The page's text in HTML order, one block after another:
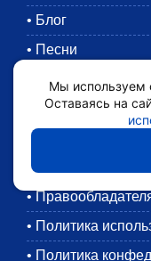
• Блог
• Песни
Раскраски
Картинки
•
•
•
• Политика
• Политика
Мы используем
Оставаясь на